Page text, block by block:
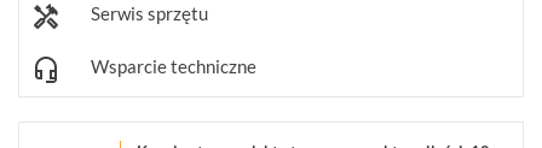
STERUJĄCE
(10)
OBIEKTYWY
Serwis sprzętu
Wsparcie techniczne